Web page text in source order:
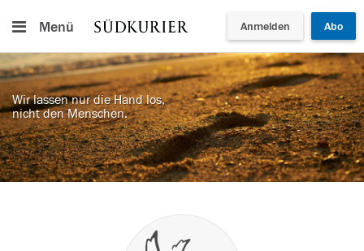
Menü Anmelden Abo
Wir lassen nur die Hand los,
nicht den Menschen.